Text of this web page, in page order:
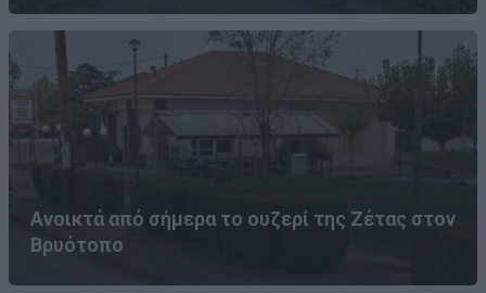
Ανοικτά από σήμερα το ουζερί της Ζέτας στον
Βρυότοπο